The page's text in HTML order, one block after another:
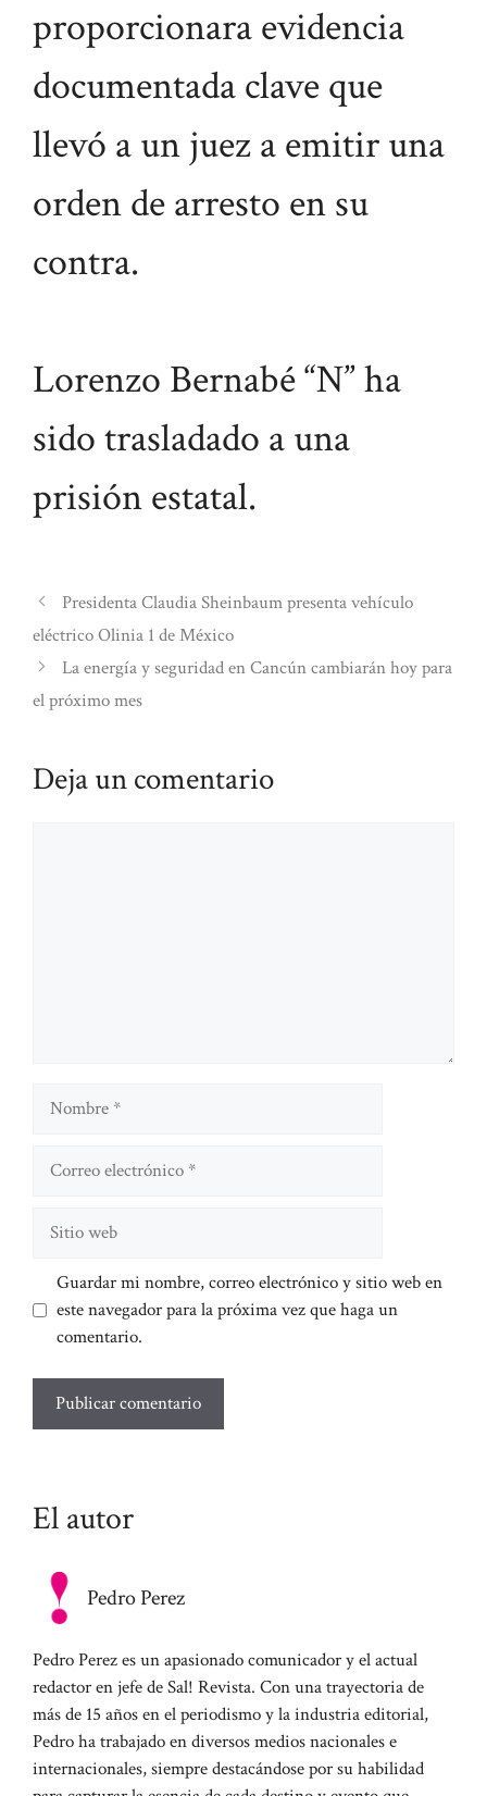
proporcionara evidencia
documentada clave que
llevó a un juez a emitir una
orden de arresto en su
contra.
Lorenzo Bernabé “N” ha
sido trasladado a una
prisión estatal.
Presidenta Claudia Sheinbaum presenta vehículo
eléctrico Olinia 1 de México
La energía y seguridad en Cancún cambiarán hoy para
el próximo mes
Deja un comentario
Nombre
Guardar mi nombre, correo electrónico y sitio web en
este navegador para la próxima vez que haga un
comentario.
El autor
Pedro Perez
Pedro Perez es un apasionado comunicador y el actual
redactor en jefe de Sal! Revista. Con una trayectoria de
más de 15 años en el periodismo y la industria editorial,
Pedro ha trabajado en diversos medios nacionales e
internacionales, siempre destacándose por su habilidad